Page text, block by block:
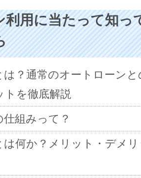
利用に当たって知っ
は？通常のオートローン
トを徹底解説
組みって？
は何か？メリット・デメ